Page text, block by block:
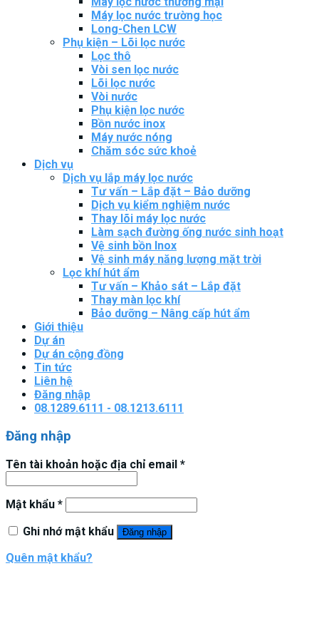
Máy lọc nước trường học
Long-Chen LCW
Phụ kiện – Lõi lọc nước
Lọc thô
Vòi sen lọc nước
Lõi lọc nước
Vòi nước
Phụ kiện lọc nước
Bồn nước inox
Máy nước nóng
Chăm sóc sức khoẻ
Dịch vụ
Dịch vụ lắp máy lọc nước
Tư vấn – Lắp đặt – Bảo dưỡng
Dịch vụ kiểm nghiệm nước
Thay lõi máy lọc nước
Làm sạch đường ống nước sinh hoạt
Vệ sinh bồn Inox
Vệ sinh máy năng lượng mặt trời
Lọc khí hút ẩm
Tư vấn – Khảo sát – Lắp đặt
Thay màn lọc khí
Bảo dưỡng – Nâng cấp hút ẩm
Giới thiệu
Dự án
Dự án cộng đồng
Tin tức
Liên hệ
Đăng nhập
08.1289.6111 - 08.1213.6111
Đăng nhập
Tên tài khoản hoặc địa chỉ email *
Mật khẩu *
Ghi nhớ mật khẩu
Đăng nhập
Quên mật khẩu?